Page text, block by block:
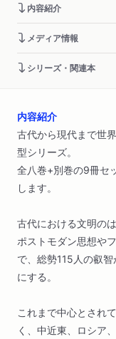
内容紹介
メディア情報
シリーズ・関連本
内容紹介
古代から現代まで世
型シリーズ。
全八巻+別巻の9冊セ
します。
古代における文明の
ポストモダン思想や
で、総勢115人の叡
にする。
これまで中心とされ
く、中近東、ロシア